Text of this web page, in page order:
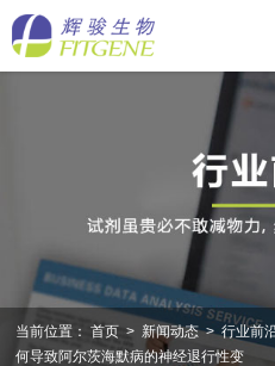
当前位置： 首页 > 新闻动态 > 行业前
何导致阿尔茨海默病的神经退行性变